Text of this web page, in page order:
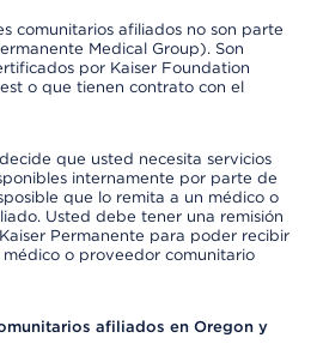
comunitarios afiliados no son parte
Medical Group). Son
por Kaiser Foundation
o que tienen contrato con el
que usted necesita servicios
internamente por parte de
que lo remita a un médico o
Usted debe tener una remisión
Permanente para poder recibir
o proveedor comunitario
afiliados en Oregon y